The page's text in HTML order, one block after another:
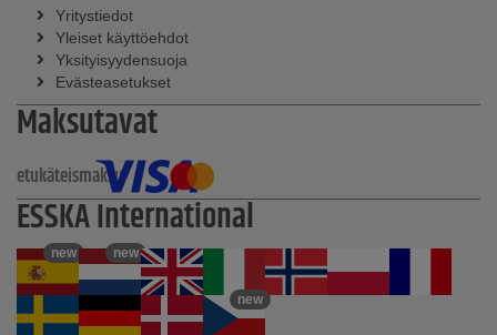
Yritystiedot
Yleiset käyttöehdot
Yksityisyydensuoja
Evästeasetukset
Maksutavat
etukäteismaksu
ESSKA International
new new
new